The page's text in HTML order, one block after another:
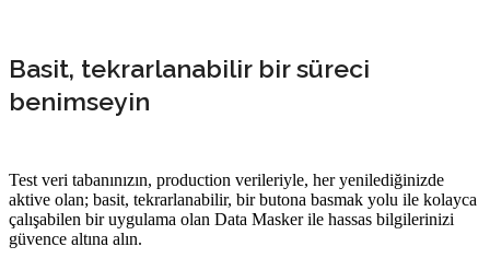
Basit, tekrarlanabilir bir süreci
benimseyin
Test veri tabanınızın, production verileriyle, her yenilediğinizde
aktive olan; basit, tekrarlanabilir, bir butona basmak yolu ile kolayca
çalışabilen bir uygulama olan Data Masker ile hassas bilgilerinizi
güvence altına alın.